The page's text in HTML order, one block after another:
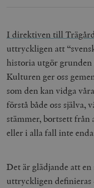
I direktiven till
uttryckligen att
historia utgör
Kulturen ger oss
som den kan vidga
förstå både oss själva,
stämmer, bortsett
eller i alla fall inte
Det är glädjande att
uttryckligen definieras